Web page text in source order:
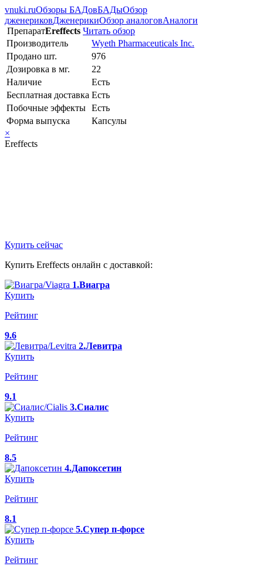
vnuki.ruОбзоры БАДовБАДыОбзор
дженериковДженерикиОбзор аналоговАналоги
ПрепаратEreffects Читать обзор
Производитель
Wyeth Pharmaceuticals Inc.
Продано шт.
976
Дозировка в мг.
22
Наличие
Есть
Бесплатная доставка Есть
Побочные эффекты Есть
Форма выпуска
Капсулы
×
Ereffects
Купить сейчас
Купить Ereffects онлайн с доставкой:
1.Виагра
Купить
Рейтинг
9.6
2.Левитра
Купить
Рейтинг
9.1
3.Сиалис
Купить
Рейтинг
8.5
4.Дапоксетин
Купить
Рейтинг
8.1
5.Супер п-форсе
Купить
Рейтинг